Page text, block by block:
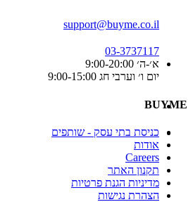
support@buyme.co.il
03-3737117
א׳-ה׳ 9:00-20:00
יום ו׳ וערבי חג 9:00-15:00
BUYME
כניסת בתי עסק - שותפים
אודות
Careers
תקנון האתר
מדיניות הגנת פרטיות
הצהרת נגישות